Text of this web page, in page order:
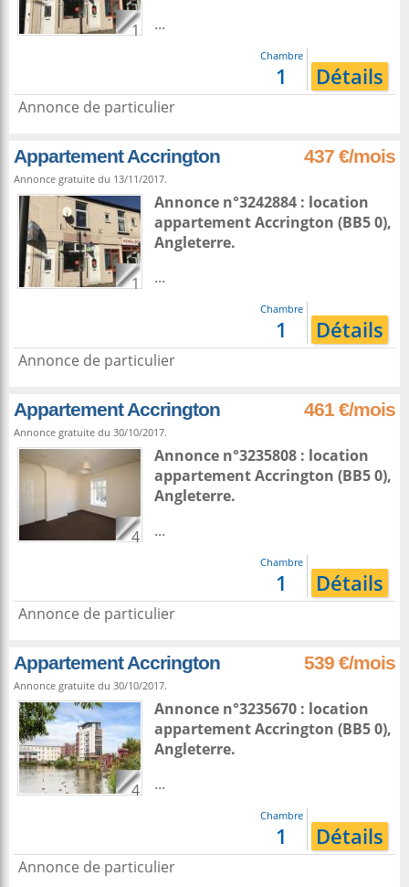
1
...
Chambre
1 Détails
Annonce de particulier
Appartement Accrington 437 €/mois
Annonce gratuite du 13/11/2017.
1
Annonce n°3242884 : location
appartementAccrington (BB5 0),
Angleterre.
...
Chambre
1 Détails
Annonce de particulier
Appartement Accrington 461 €/mois
Annonce gratuite du 30/10/2017.
4
Annonce n°3235808 : location
appartementAccrington (BB5 0),
Angleterre.
...
Chambre
1 Détails
Annonce de particulier
Appartement Accrington 539 €/mois
Annonce gratuite du 30/10/2017.
4
Annonce n°3235670 : location
appartementAccrington (BB5 0),
Angleterre.
...
Chambre
1 Détails
Annonce de particulier